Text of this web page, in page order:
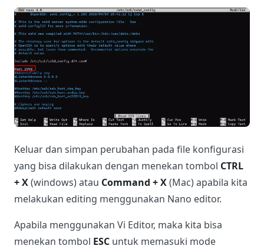
Keluar dan simpan perubahan pada file konfigurasi
yang bisa dilakukan dengan menekan tombol CTRL
+ X(windows) atau Command + X(Mac) apabila kita
melakukan editing menggunakan Nano editor.
Apabila menggunakan Vi Editor, maka kita bisa
menekan tombol ESC untuk memasuki mode